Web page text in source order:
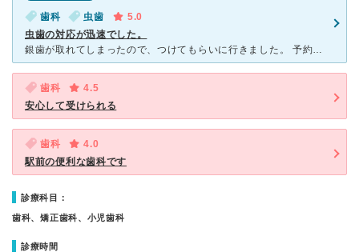
歯科 虫歯
5.0
虫歯の対応が迅速でした。
銀歯が取れてしまったので、つけてもらいに行きました。 予約時間通りに診療が受けられ、取れた所が虫歯になっており、迅速に削って 次回詰めることにしました。 説明やレントゲン、治療を含めても
歯科
4.5
安心して受けられる
歯科
4.0
駅前の便利な歯科です
診療科目：
歯科、矯正歯科、小児歯科
診療時間